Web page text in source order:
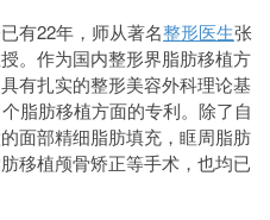
有22年，师从著名整形医生张
。作为国内整形界脂肪移植方
有扎实的整形美容外科理论基
脂肪移植方面的专利。除了自
面部精细脂肪填充，眶周脂肪
移植颅骨矫正等手术，也均已